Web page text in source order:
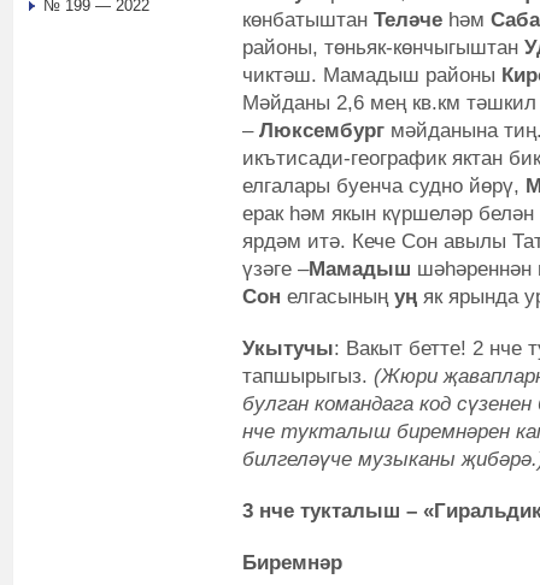
көнбатыштан Теләче һәм Саба
районы, төньяк-көнчыгыштан
чиктәш. Мамадыш районы
Мәйданы 2,6 мең кв.км тәшкил
– Люксембург мәйданына
икътисади-географик яктан
елгалары буенча судно йөрү,
ерак һәм якын күршеләр
ярдәм итә. Кече Сон авылы
үзәге –Мамадыш шәһәреннән
Сон елгасының уң як ярында
Укытучы: Вакыт бетте! 2 нче
тапшырыгыз. (Жюри
булган командага код
нче тукталыш биремнәрен
билгеләүче музыканы
3 нче тукталыш –
Биремнәр
№ 199 — 2022